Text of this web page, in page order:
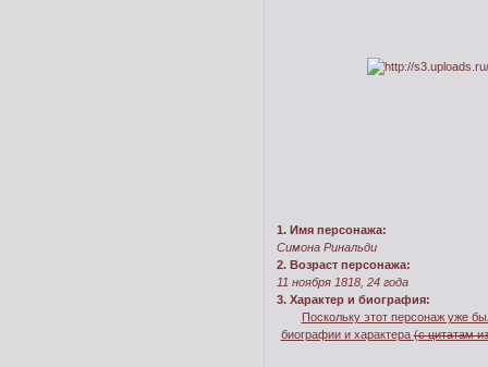
1. Имя персонажа:
Симона Ринальди
2. Возраст персонажа:
11 ноября 1818, 24 года
3. Характер и биография:
Поскольку этот персонаж уже
биографии и характера(с цитатам